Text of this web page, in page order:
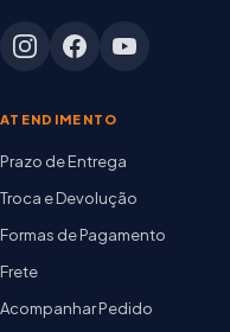
ATENDIMENTO
Prazo de Entrega
Troca e Devolução
Formas de Pagamento
Frete
Acompanhar Pedido